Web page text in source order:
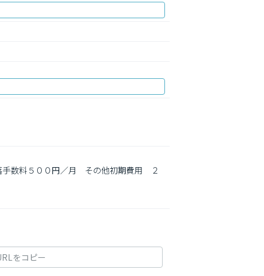
数料５００円／月　その他初期費用　２
をコピー